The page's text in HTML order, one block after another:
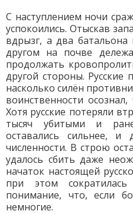
С наступлением ночи
успокоились. Отыскав
вдрызг, а два батальона
другом на почве
продолжать
другой стороны.
насколько силён
воинственности
Хотя русские потеряли
тысяч убитыми и
оставались сильнее,
численности. В строю
удалось сбить даже
начаток настоящей
при этом
понимание, что, если
немногие.